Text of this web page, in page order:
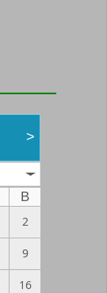
>
В
2
9
16